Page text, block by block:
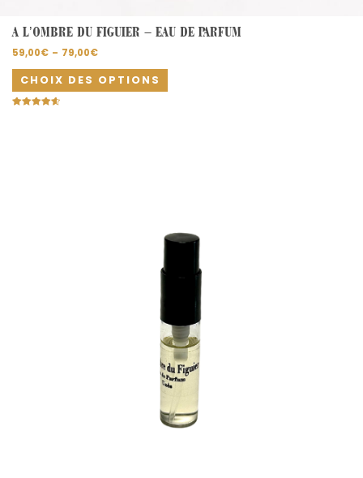
A L’OMBRE DU FIGUIER – EAU DE PARFUM
59,00€ – 79,00€
CHOIX DES OPTIONS